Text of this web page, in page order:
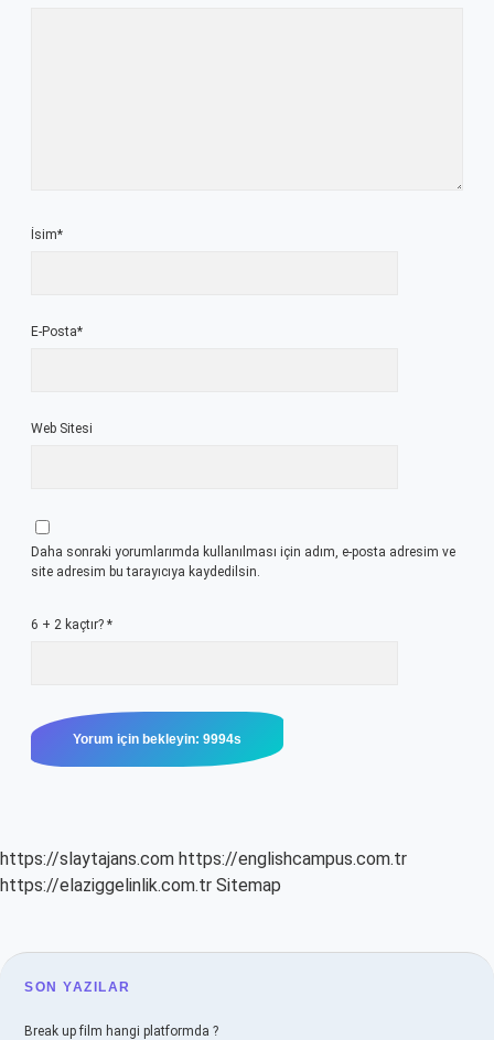
İsim*
E-Posta*
Web Sitesi
Daha sonraki yorumlarımda kullanılması için adım, e-posta adresim ve
site adresim bu tarayıcıya kaydedilsin.
6 + 2 kaçtır? *
https://slaytajans.com https://englishcampus.com.tr
https://elaziggelinlik.com.tr Sitemap
SIDEBAR
SON YAZILAR
Break up film hangi platformda ?